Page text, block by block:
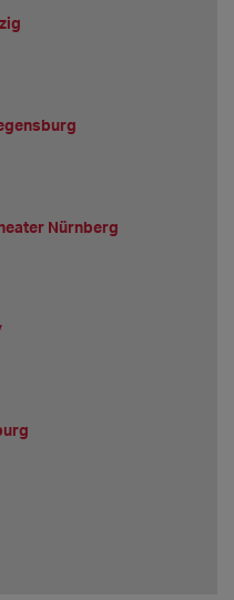
Nürnberg